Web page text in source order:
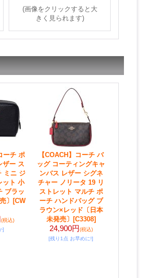
(画像をクリックすると大
きく見られます)
ーチ ポ
ザー ス
ミニ ジ
ット 小
ブラッ
〕 [CW
(税込)
]
【COACH】コーチ バ
ッグ コーティングキャ
ンバス レザー シグネ
チャー ノリータ 19 リ
ストレット マルチ ポ
ーチ ハンドバッグ ブ
ラウン×レッド〔日本
未発売〕 [C3308]
24,900円(税込)
[残り1点 お早めに!]